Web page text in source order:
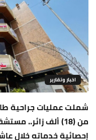
اخبار وتقارير
شملت عمليات جراحية
من (18) ألف زائر..
إحصائية خدماته خلال